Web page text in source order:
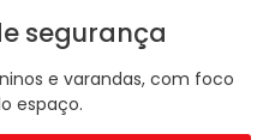
segurança
e varandas, com foco
espaço.